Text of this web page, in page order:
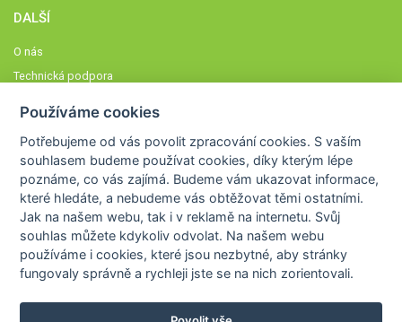
DALŠÍ
O nás
Technická podpora
Členové STOBklubu
Zásady nakládání s osobními údaji
Otestujte se
Spočítejte si
Výzva 52
Používáme cookies
Potřebujeme od vás povolit zpracování cookies. S vaším
souhlasem budeme používat cookies, díky kterým lépe
poznáme,co vás zajímá. Budeme vám ukazovat informace,
které hledáte, a nebudeme vás obtěžovat těmi ostatními.
Jak na našem webu, tak i v reklamě na internetu. Svůj
souhlas můžete kdykoliv odvolat. Na našem webu
používáme i cookies, které jsou nezbytné, aby stránky
fungovaly správně a rychleji jste se na nich zorientovali.